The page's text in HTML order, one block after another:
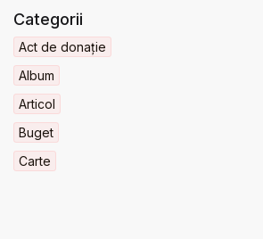
Categorii
Act de donație
Album
Articol
Buget
Carte